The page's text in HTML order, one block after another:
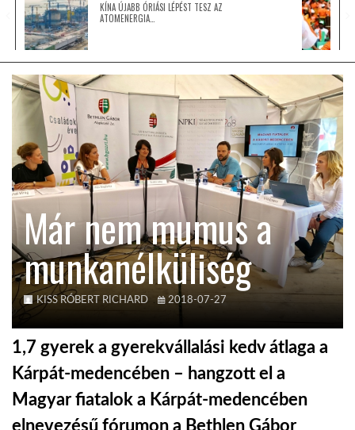
GLOBOTV BP
HÍR3D
TROPICALMAGAZIN
GLOBOTV
AFRIKA TUDÁSTÁR
A NAP SZÉPE
LINKTR.EE
GLOBOZSARU
KÍNA ÚJABB ÓRIÁSI LÉPÉST TESZ AZ
ATOMENERGIA…
Már nem mumus a
munkanélküliség
KISS RÓBERT RICHARD 2018-07-27
1,7 gyerek a gyerekvállalási kedv átlaga a
Kárpát-medencében – hangzott el a
Magyar fiatalok a Kárpát-medencében
elnevezésű fórumon a Bethlen Gábor